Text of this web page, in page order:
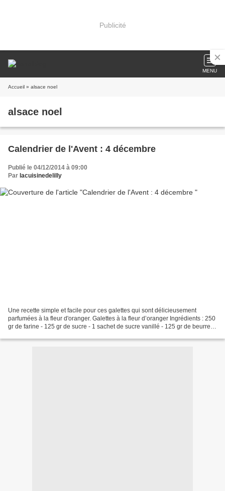
Publicité
MENU
Accueil » alsace noel
alsace noel
Calendrier de l'Avent : 4 décembre
Publié le 04/12/2014 à 09:00
Par lacuisinedelilly
Une recette simple et facile pour ces galettes qui sont délicieusement
parfumées à la fleur d'oranger. Galettes à la fleur d’oranger Ingrédients : 250
gr de farine - 125 gr de sucre - 1 sachet de sucre vanillé - 125 gr de beurre